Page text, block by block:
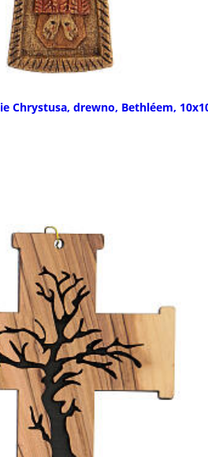
Chrystusa, drewno, Bethléem,